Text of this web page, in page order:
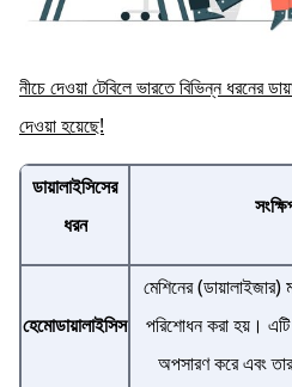
নীচে দেওয়া টেবিলে ভারতে বিভিন্ন ধরনের
দেওয়া হয়েছে!
ডায়ালাইসিসের
ধরন
হেমোডায়ালাইসিস
মেশিনের (ডায়ালাইজার)
পরিশোধন করা হয়।
অপসারণ করে এবং